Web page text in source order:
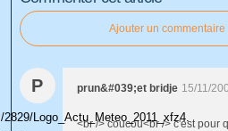
Ajouter un commentaire
P prun&#039;et bridje 15/11/
<br /> coucou<br /> c'est pour